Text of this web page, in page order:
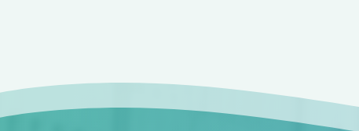
l’article